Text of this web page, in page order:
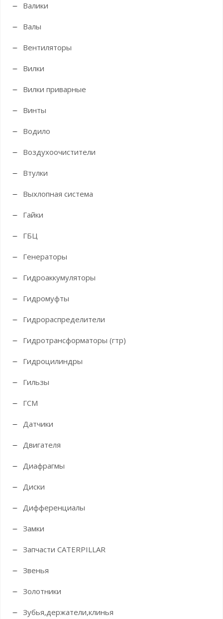
Валики
Валы
Вентиляторы
Вилки
Вилки приварные
Винты
Водило
Воздухоочистители
Втулки
Выхлопная система
Гайки
ГБЦ
Генераторы
Гидроаккумуляторы
Гидромуфты
Гидрораспределители
Гидротрансформаторы (гтр)
Гидроцилиндры
Гильзы
ГСМ
Датчики
Двигателя
Диафрагмы
Диски
Дифференциалы
Замки
Запчасти CATERPILLAR
Звенья
Золотники
Зубья,держатели,клинья